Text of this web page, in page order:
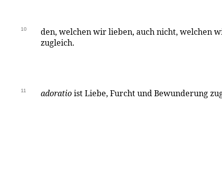
10
den, welchen wir lieben, auch nicht, welchen
zugleich.
11 adoratioist Liebe, Furcht und Bewunderung